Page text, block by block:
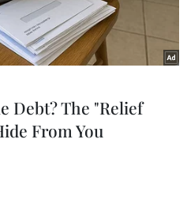
Debt? The "Relief
From You